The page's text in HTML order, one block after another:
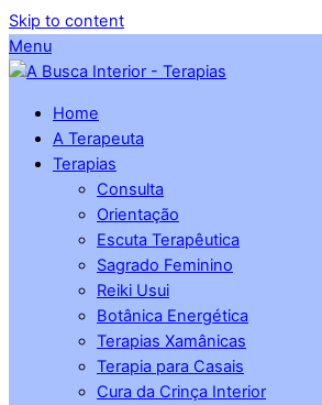
Skip to content
Menu
Home
A Terapeuta
Terapias
Consulta
Orientação
Escuta Terapêutica
Sagrado Feminino
Reiki Usui
Botânica Energética
Terapias Xamânicas
Terapia para Casais
Cura da Crinça Interior